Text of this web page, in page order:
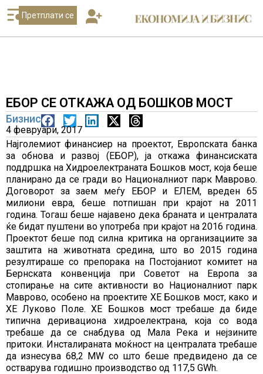
Претплати се
ЕБОР СЕ ОТКАЖА ОД БОШКОВ МОСТ
Бизнис
4 февруари, 2017
Најголемиот финансиер на проектот, Европската банка
за обнова и развој (ЕБОР), ја откажа финансиската
поддршка на Хидроелектраната Бошков мост, која беше
планирано да се гради во Националниот парк Маврово.
Договорот за заем меѓу ЕБОР и ЕЛЕМ, вреден 65
милиони евра, беше потпишан при крајот на 2011
година. Тогаш беше најавено дека браната и централата
ќе бидат пуштени во употреба при крајот на 2016 година.
Проектот беше под силна критика на организациите за
заштита на животната средина, што во 2015 година
резултираше со препорака на Постојаниот комитет на
Бернската конвенција при Советот на Европа за
стопирање на сите активности во Националниот парк
Маврово, особено на проектите ХЕ Бошков мост, како и
ХЕ Луково Поле. ХЕ Бошков мост требаше да биде
типична деривациона хидроелектрана, која со вода
требаше да се снабдува од Мала Река и нејзините
притоки. Инсталираната моќност на централата требаше
да изнесува 68,2 MW со што беше предвидено да се
остварува годишно производство од 117,5 GWh.